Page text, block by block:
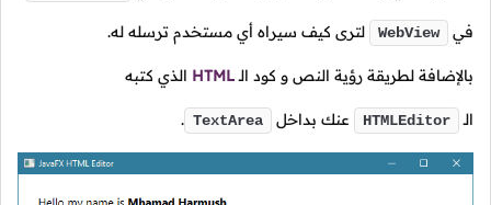
في WebView لترى كيف سيراه أي مستخدم ترسله له.
بالإضافة لطريقة رؤية النص و كود الـHTML الذي كتبه
الـ HTMLEditor عنك بداخل TextArea
.